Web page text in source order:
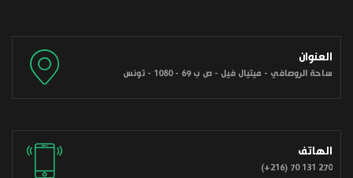
العنوان
ساحة الروصافي - ميتيال فيل - ص ب 69 - 1080 - تونس
الهاتف
(+216) 70 131 270